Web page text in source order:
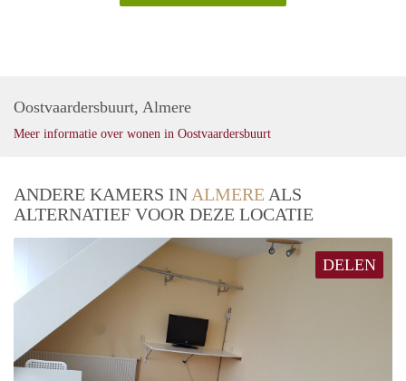
Oostvaardersbuurt, Almere
Meer informatie over wonen in Oostvaardersbuurt
ANDERE KAMERS IN ALMERE ALS
ALTERNATIEF VOOR DEZE LOCATIE
DELEN